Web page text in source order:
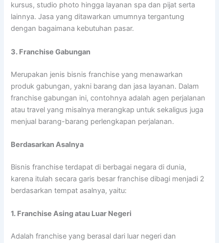
kursus, studio photo hingga layanan spa dan pijat serta
lainnya. Jasa yang ditawarkan umumnya tergantung
dengan bagaimana kebutuhan pasar.
3. Franchise Gabungan
Merupakan jenis bisnis franchise yang menawarkan
produk gabungan, yakni barang dan jasa layanan. Dalam
franchise gabungan ini, contohnya adalah agen perjalanan
atau travel yang misalnya merangkap untuk sekaligus juga
menjual barang-barang perlengkapan perjalanan.
Berdasarkan Asalnya
Bisnis franchise terdapat di berbagai negara di dunia,
karena itulah secara garis besar franchise dibagi menjadi 2
berdasarkan tempat asalnya, yaitu:
1. Franchise Asing atau Luar Negeri
Adalah franchise yang berasal dari luar negeri dan